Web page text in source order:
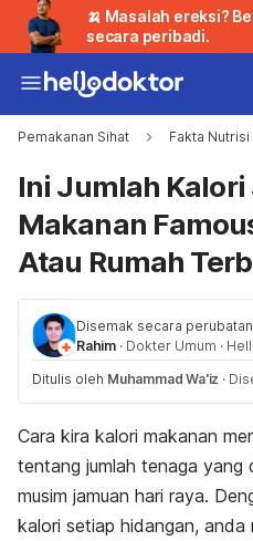
🍌 Masalah ereksi?
secara peribadi.
Pemakanan Sihat Fakta Nutrisi
Ini Jumlah
Makanan
Atau Rumah
Disemak secara
Rahim · Dokter Umum ·
Ditulis oleh Muhammad Wa'iz ·
Cara kira kalori makanan
tentang jumlah tenaga yang
musim jamuan hari raya.
kalori setiap hidangan, anda